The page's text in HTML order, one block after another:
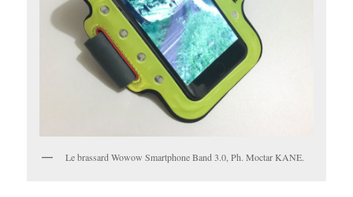
Le brassard Wowow Smartphone Band 3.0, Ph. Moctar KANE.